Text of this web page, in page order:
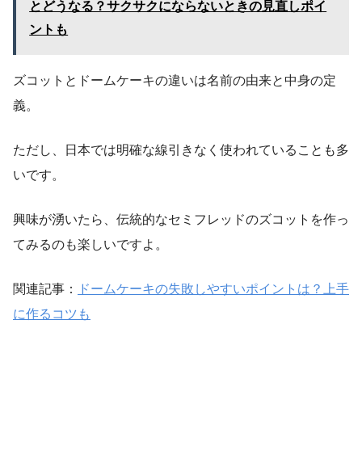
とどうなる？サクサクにならないときの見直しポイ
ントも
ズコットとドームケーキの違いは名前の由来と中身の定
義。
ただし、日本では明確な線引きなく使われていることも多
いです。
興味が湧いたら、伝統的なセミフレッドのズコットを作っ
てみるのも楽しいですよ。
関連記事：
ドームケーキの失敗しやすいポイントは？上手
に作るコツも